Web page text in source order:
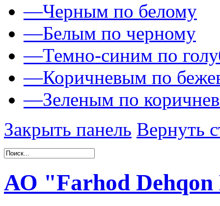
—Черным по белому
—Белым по черному
—Темно-синим по
—Коричневым по
—Зеленым по
Закрыть панель Вернуть
АО "Farhod